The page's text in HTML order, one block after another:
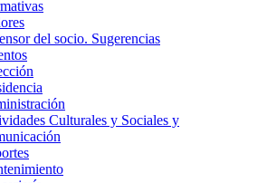
del socio. Sugerencias
Culturales y Sociales y